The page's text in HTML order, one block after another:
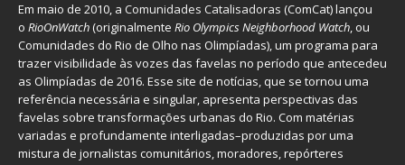
Em maio de 2010, a Comunidades Catalisadoras (ComCat) lançou
o RioOnWatch(originalmente Rio Olympics Neighborhood Watch, ou
Comunidades do Rio de Olho nas Olimpíadas), um programa para
trazer visibilidade às vozes das favelas no período que antecedeu
as Olimpíadas de 2016. Esse site de notícias, que se tornou uma
referência necessária e singular, apresenta perspectivas das
favelas sobre transformações urbanas do Rio. Com matérias
variadas e profundamente interligadas–produzidas por uma
mistura de jornalistas comunitários, moradores, repórteres